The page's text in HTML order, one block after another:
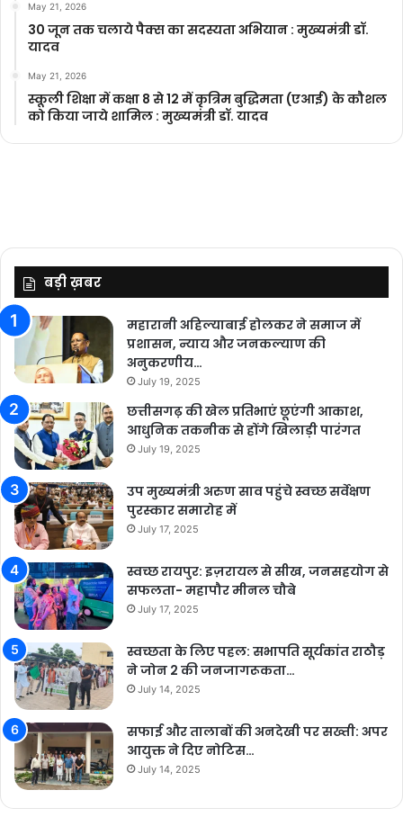
May 21, 2026
30 जून तक चलाये पैक्स का सदस्यता अभियान : मुख्यमंत्री डॉ.
यादव
May 21, 2026
स्कूली शिक्षा में कक्षा 8 से 12 में कृ‍त्रिम बुद्धिमता (एआई) के कौशल
को किया जाये शामिल : मुख्यमंत्री डॉ. यादव
बड़ी ख़बर
महारानी अहिल्याबाई होलकर ने समाज में
प्रशासन, न्याय और जनकल्याण की
अनुकरणीय…
July 19, 2025
छत्तीसगढ़ की खेल प्रतिभाएं छूएंगी आकाश,
आधुनिक तकनीक से होंगे खिलाड़ी पारंगत
July 19, 2025
उप मुख्यमंत्री अरुण साव पहुंचे स्वच्छ सर्वेक्षण
पुरस्कार समारोह में
July 17, 2025
स्वच्छ रायपुर: इज़रायल से सीख, जनसहयोग से
सफलता- महापौर मीनल चौबे
July 17, 2025
स्वच्छता के लिए पहल: सभापति सूर्यकांत राठौड़
ने जोन 2 की जनजागरूकता…
July 14, 2025
सफाई और तालाबों की अनदेखी पर सख्ती: अपर
आयुक्त ने दिए नोटिस…
July 14, 2025